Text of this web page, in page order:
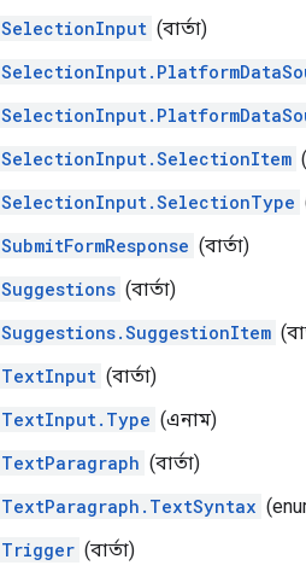
SelectionInput (বার্তা)
SelectionInput.SelectionItem
SelectionInput.SelectionType
SubmitFormResponse (বার্তা)
Suggestions (বার্তা)
Suggestions.SuggestionItem
TextInput (বার্তা)
TextInput.Type (এনাম)
TextParagraph (বার্তা)
TextParagraph.TextSyntax
Trigger (বার্তা)